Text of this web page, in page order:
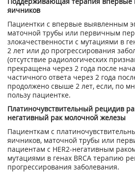
яичников
Пациентки с впервые выявленным
маточной трубы или первичным
злокачественности с мутациями в
2 лет или до прогрессирования
(отсутствие радиологических
прекращена через 2 года после
частичного ответа через 2 года
продолжено свыше 2 лет, если, по
пользу пациентке.
Платиночувствительный рецидив
негативный рак молочной железы
Пациенткам с
яичников, маточной трубы или
пациентам с HER2-негативным
мутациями в генах BRCA терапию
прогрессирования заболевания.